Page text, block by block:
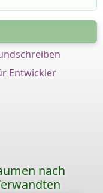
Entwickler
nach